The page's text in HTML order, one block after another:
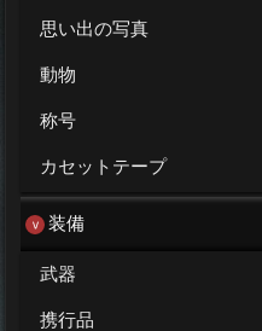
思い出の写真
動物
称号
カセットテープ
装備
武器
携行品